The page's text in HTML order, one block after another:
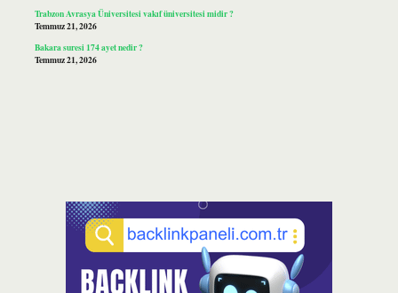
Trabzon Avrasya Üniversitesi vakıf üniversitesi midir ?
Temmuz 21, 2026
Bakara suresi 174 ayet nedir ?
Temmuz 21, 2026